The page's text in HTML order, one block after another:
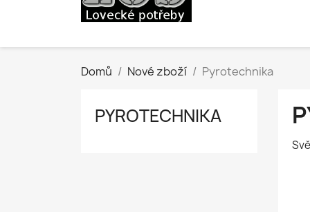
Domů Nové zboží Pyrotechnika
PYROTECHNIKA